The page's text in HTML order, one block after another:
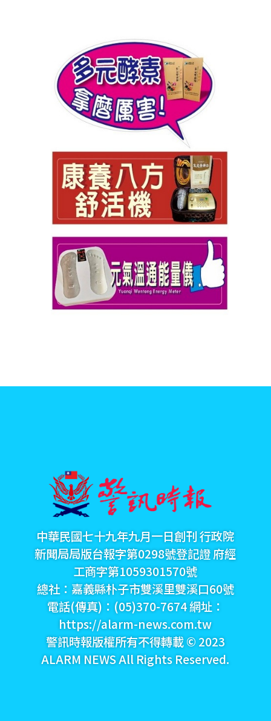
中華民國七十九年九月一日創刊 行政院
新聞局局版台報字第0298號登記證 府經
工商字第1059301570號
總社：嘉義縣朴子市雙溪里雙溪口60號
電話(傳真)：(05)370-7674 網址：
https://alarm-news.com.tw
警訊時報版權所有不得轉載 © 2023
ALARM NEWS All Rights Reserved.